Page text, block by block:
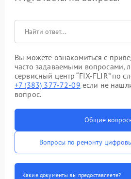
Вы можете ознакомиться с
часто задаваемыми вопросами,
сервисный центр “FIX-FLIR” по
+7 (383) 377-72-09 если не
вопрос.
Общие
Вопросы по ремонту
Какие документы вы предоставляете?